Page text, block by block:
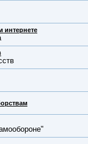
интернете